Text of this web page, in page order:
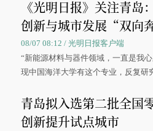
《光明日报》关注青岛
创新与城市发展“双向
08/07 08:12 / 光明日报客户端
“新能源材料与器件领域，一直是我
现中国海洋大学有这个专业，反复研
大学材料科学与工程学院材料类专业
青岛拟入选第二批全国
创新提升试点城市